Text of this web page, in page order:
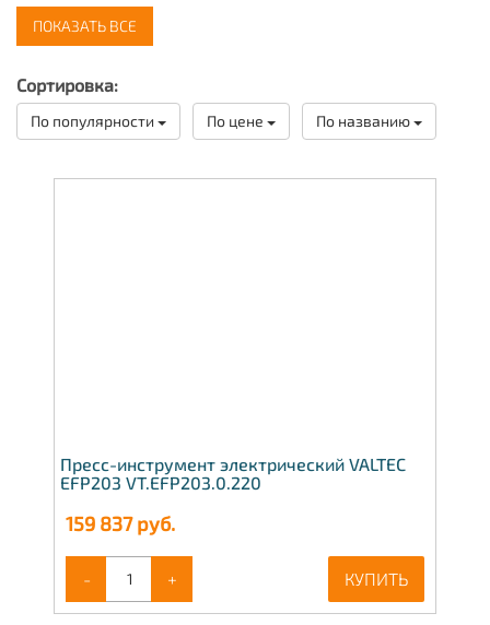
ПОКАЗАТЬ ВСЕ
Сортировка:
По популярности По цене По названию
Пресс-инструмент электрический VALTEC
EFP203 VT.EFP203.0.220
159 837руб.
- + КУПИТЬ